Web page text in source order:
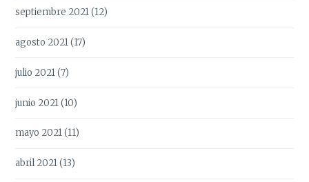
septiembre 2021(12)
agosto 2021(17)
julio 2021(7)
junio 2021(10)
mayo 2021(11)
abril 2021(13)